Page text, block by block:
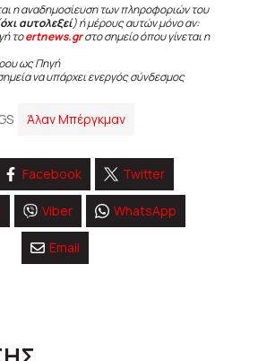
η αναδημοσίευση των πληροφοριών του
όχι αυτολεξεί) ή μέρους αυτών μόνο αν:
τοertnews.grστο σημείο όπου γίνεται η
ως Πηγή
να υπάρχει ενεργός σύνδεσμος
Άλαν Μπέργκμαν
Facebook Twitter
Viber WhatsApp
Email